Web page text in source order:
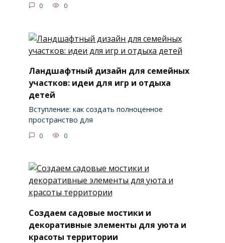
0 0
Ландшафтный дизайн для семейных
участков: идеи для игр и отдыха
детей
Вступление: как создать полноценное
пространство для
0 0
Создаем садовые мостики и
декоративные элементы для уюта и
красоты территории